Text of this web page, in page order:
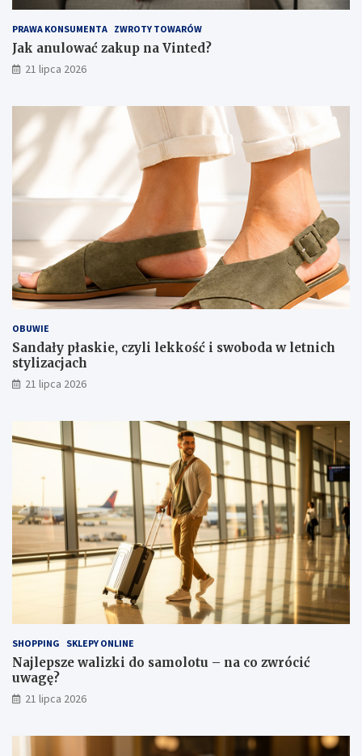
PRAWA KONSUMENTA ZWROTY TOWARÓW
Jak anulować zakup na Vinted?
21 lipca 2026
OBUWIE
Sandały płaskie, czyli lekkość i swoboda w letnich
stylizacjach
21 lipca 2026
SHOPPING SKLEPY ONLINE
Najlepsze walizki do samolotu – na co zwrócić
uwagę?
21 lipca 2026